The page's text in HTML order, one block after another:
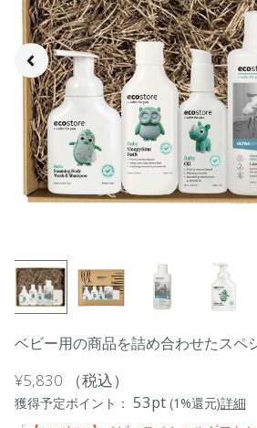
ベビー用の商品を詰め合わせたスペ
¥5,830 （税込）
獲得予定ポイント： 53pt (1%還元)詳細